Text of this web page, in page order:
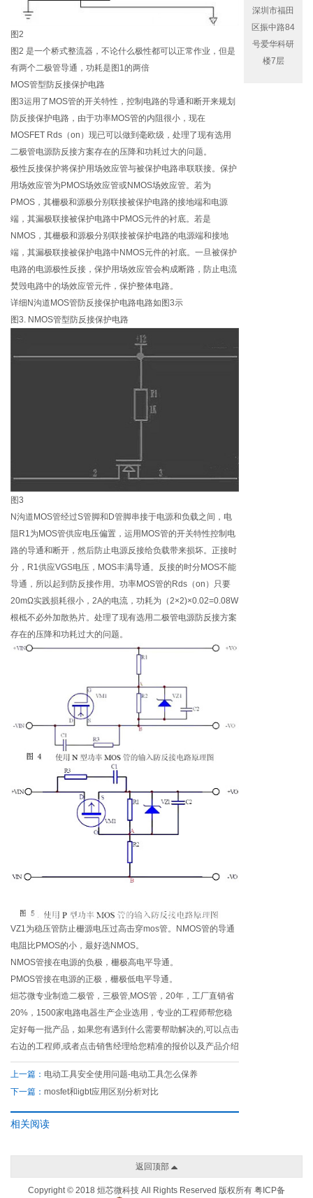
图2
图2 是一个桥式整流器，不论什么极性都可以正常作业，但是
有两个二极管导通，功耗是图1的两倍
MOS管型防反接保护电路
图3运用了MOS管的开关特性，控制电路的导通和断开来规划
防反接保护电路，由于功率MOS管的内阻很小，现在
MOSFET Rds（on）现已可以做到毫欧级，处理了现有选用
二极管电源防反接方案存在的压降和功耗过大的问题。
极性反接保护将保护用场效应管与被保护电路串联联接。保护
用场效应管为PMOS场效应管或NMOS场效应管。若为
PMOS，其栅极和源极分别联接被保护电路的接地端和电源
端，其漏极联接被保护电路中PMOS元件的衬底。若是
NMOS，其栅极和源极分别联接被保护电路的电源端和接地
端，其漏极联接被保护电路中NMOS元件的衬底。一旦被保护
电路的电源极性反接，保护用场效应管会构成断路，防止电流
焚毁电路中的场效应管元件，保护整体电路。
详细N沟道MOS管防反接保护电路电路如图3示
图3. NMOS管型防反接保护电路
图3
N沟道MOS管经过S管脚和D管脚串接于电源和负载之间，电
阻R1为MOS管供应电压偏置，运用MOS管的开关特性控制电
路的导通和断开，然后防止电源反接给负载带来损坏。正接时
分，R1供应VGS电压，MOS丰满导通。反接的时分MOS不能
导通，所以起到防反接作用。功率MOS管的Rds（on）只要
20mΩ实践损耗很小，2A的电流，功耗为（2×2)×0.02=0.08W
根柢不必外加散热片。处理了现有选用二极管电源防反接方案
存在的压降和功耗过大的问题。
VZ1为稳压管防止栅源电压过高击穿mos管。NMOS管的导通
电阻比PMOS的小，最好选NMOS。
NMOS管接在电源的负极，栅极高电平导通。
PMOS管接在电源的正极，栅极低电平导通。
烜芯微专业制造二极管，三极管,MOS管，20年，工厂直销省
20%，1500家电路电器生产企业选用，专业的工程师帮您稳
定好每一批产品，如果您有遇到什么需要帮助解决的,可以点击
右边的工程师,或者点击销售经理给您精准的报价以及产品介绍
上一篇： 电动工具安全使用问题-电动工具怎么保养
下一篇： mosfet和igbt应用区别分析对比
相关阅读
深圳市福田
区振中路84
号爱华科研
楼7层
返回顶部
Copyright © 2018 烜芯微科技 All Rights Reserved 版权所有 粤ICP备